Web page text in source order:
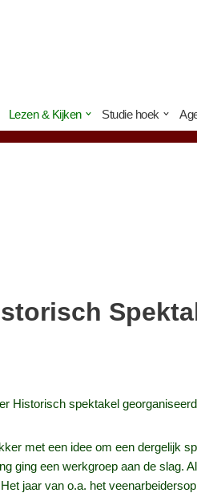
Lezen & Kijken Studie hoek
Historisch spektakel
met een idee om een dergelijk
ging een werkgroep aan de slag.
jaar van o.a. het